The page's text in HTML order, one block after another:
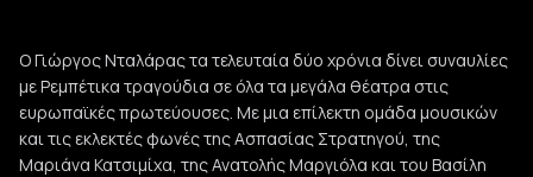
Ο Γιώργος Νταλάρας τα τελευταία δύο χρόνια δίνει συναυλίες
με Ρεμπέτικα τραγούδια σε όλα τα μεγάλα θέατρα στις
ευρωπαϊκές πρωτεύουσες. Με μια επίλεκτη ομάδα μουσικών
και τις εκλεκτές φωνές της Ασπασίας Στρατηγού, της
Μαριάνα Κατσιμίχα, της Ανατολής Μαργιόλα και του Βασίλη